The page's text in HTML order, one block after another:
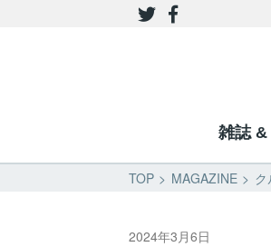
雑誌 &
TOP MAGAZINE ク
2024年3月6日